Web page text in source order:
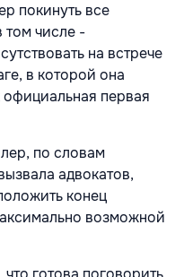
покинуть все
том числе -
на встрече
в которой она
официальная первая
по словам
адвокатов,
конец
возможной